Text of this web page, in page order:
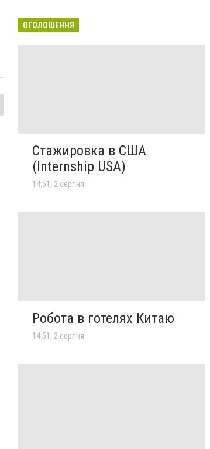
ОГОЛОШЕННЯ
Стажировка в США
(Internship USA)
14:51, 2 серпня
Робота в готелях Китаю
14:51, 2 серпня